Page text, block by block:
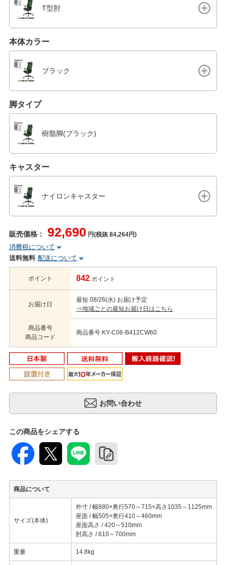
T型肘
本体カラー
ブラック
脚タイプ
樹脂脚(ブラック)
キャスター
ナイロンキャスター
販売価格： 92,690 円(税抜 84,264円)
消費税について
送料無料 配送について
ポイント 842 ポイント
お届け日
最短 08/26(水) お届け予定
⇒地域ごとの最短お届け日はこちら
商品番号
商品コード
商品番号:KY-C06-B412CW60
この商品をシェアする
商品について
サイズ(本体)
外寸 / 幅680×奥行570～715×高さ1035～1125mm
座面 / 幅505×奥行410～460mm
座面高さ / 420～510mm
肘高さ / 610～700mm
重量 14.8kg